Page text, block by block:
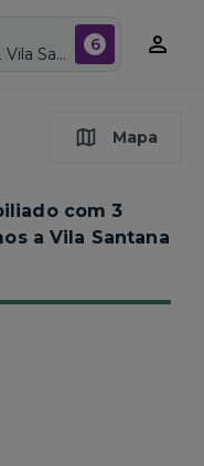
Compartilhado, 3+ Quartos, Vila Santana, Vagas de garagem: Sim, Mobiliado, Piscina 6
Mapa
com 3
aVila Santana